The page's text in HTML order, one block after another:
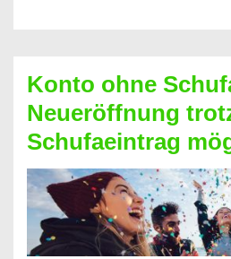
Sie
einen
Kredit
ohne
Einkommensnachweis
Konto ohne
Neueröffnung
Schufaeintrag